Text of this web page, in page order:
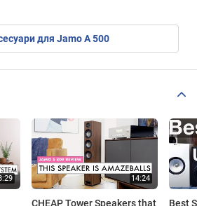
для Jamo A 500
CHEAP Tower Speakers that
Best